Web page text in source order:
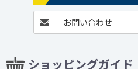
お問い合わせ
ショッピングガイド